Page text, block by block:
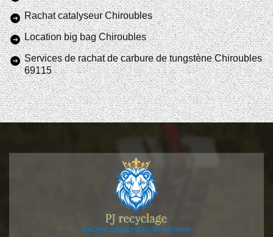
Rachat catalyseur Chiroubles
Location big bag Chiroubles
Services de rachat de carbure de tungstène Chiroubles
69115